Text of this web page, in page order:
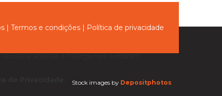
| Termos e condições | Política de privacidade
Stock images by Depositphotos
e analisar o tráfego nos websites.